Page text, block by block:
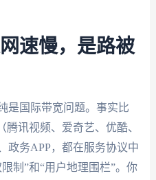
速慢，是路被
是国际带宽问题。事实比
腾讯视频、爱奇艺、优酷、
政务APP，都在服务协议中
制”和“用户地理围栏”。你